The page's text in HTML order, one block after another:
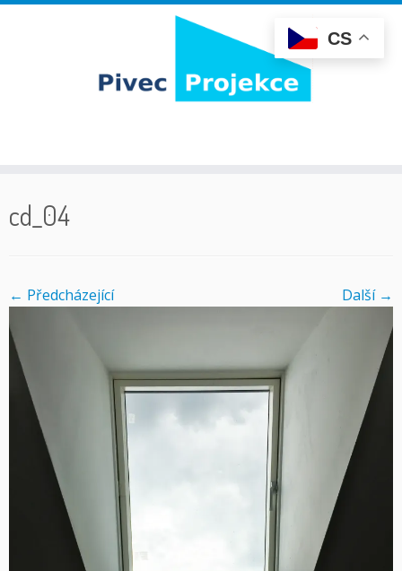
content
cd_04
← Předcházející Další­ →
CS